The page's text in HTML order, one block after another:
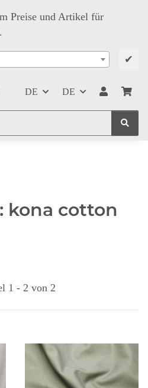
Preise und Artikel für
✔
DE DE
kona cotton
1 - 2 von 2